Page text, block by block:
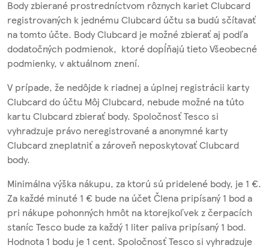
Body zbierané prostredníctvom rôznych kariet Clubcard
registrovaných k jednému Clubcard účtu sa budú sčítavať
na tomto účte. Body Clubcard je možné zbierať aj podľa
dodatočných podmienok, ktoré dopĺňajú tieto Všeobecné
podmienky, v aktuálnom znení.
V prípade, že nedôjde k riadnej a úplnej registrácii karty
Clubcard do účtu Môj Clubcard, nebude možné na túto
kartu Clubcard zbierať body. Spoločnosť Tesco si
vyhradzuje právo neregistrované a anonymné karty
Clubcard zneplatniť a zároveň neposkytovať Clubcard
body.
Minimálna výška nákupu, za ktorú sú pridelené body, je 1 €.
Za každé minuté 1 € bude na účet Člena pripísaný 1 bod a
pri nákupe pohonných hmôt na ktorejkoľvek z čerpacích
staníc Tesco bude za každý 1 liter paliva pripísaný 1 bod.
Hodnota 1 bodu je 1 cent. Spoločnosť Tesco si vyhradzuje